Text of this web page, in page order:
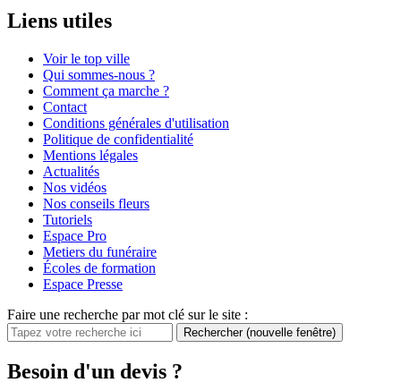
Liens utiles
Voir le top ville
Qui sommes-nous ?
Comment ça marche ?
Contact
Conditions générales d'utilisation
Politique de confidentialité
Mentions légales
Actualités
Nos vidéos
Nos conseils fleurs
Tutoriels
Espace Pro
Metiers du funéraire
Écoles de formation
Espace Presse
Faire une recherche par mot clé sur le site :
Rechercher (nouvelle fenêtre)
Besoin d'un devis ?